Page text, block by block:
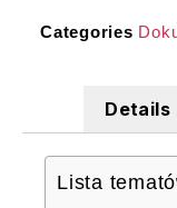
Categories
Details
Lista